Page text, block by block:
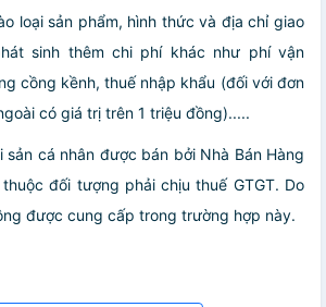
loại sản phẩm, hình thức và địa chỉ giao
sinh thêm chi phí khác như phí vận
cồng kềnh, thuế nhập khẩu (đối với đơn
có giá trị trên 1 triệu đồng).....
sản cá nhân được bán bởi Nhà Bán Hàng
đối tượng phải chịu thuế GTGT. Do
được cung cấp trong trường hợp này.